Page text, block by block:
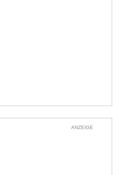
ANZEIGE